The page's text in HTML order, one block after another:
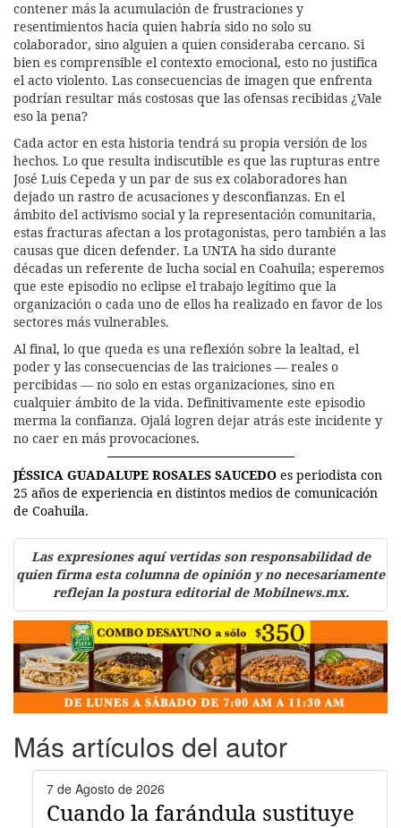
contener más la acumulación de frustraciones y
resentimientos hacia quien habría sido no solo su
colaborador, sino alguien a quien consideraba cercano. Si
bien es comprensible el contexto emocional, esto no justifica
el acto violento. Las consecuencias de imagen que enfrenta
podrían resultar más costosas que las ofensas recibidas ¿Vale
eso la pena?
Cada actor en esta historia tendrá su propia versión de los
hechos. Lo que resulta indiscutible es que las rupturas entre
José Luis Cepeda y un par de sus ex colaboradores han
dejado un rastro de acusaciones y desconfianzas. En el
ámbito del activismo social y la representación comunitaria,
estas fracturas afectan a los protagonistas, pero también a las
causas que dicen defender. La UNTA ha sido durante
décadas un referente de lucha social en Coahuila; esperemos
que este episodio no eclipse el trabajo legítimo que la
organización o cada uno de ellos ha realizado en favor de los
sectores más vulnerables.
Al final, lo que queda es una reflexión sobre la lealtad, el
poder y las consecuencias de las traiciones — reales o
percibidas — no solo en estas organizaciones, sino en
cualquier ámbito de la vida. Definitivamente este episodio
merma la confianza. Ojalá logren dejar atrás este incidente y
no caer en más provocaciones.
JÉSSICA GUADALUPE ROSALES SAUCEDO es periodista con
25 años de experiencia en distintos medios de comunicación
de Coahuila.
Las expresiones aquí vertidas son responsabilidad de
quien firma esta columna de opinión y no necesariamente
reflejan la postura editorial de Mobilnews.mx.
Más artículos del autor
7 de Agosto de 2026
Cuando la farándula sustituye